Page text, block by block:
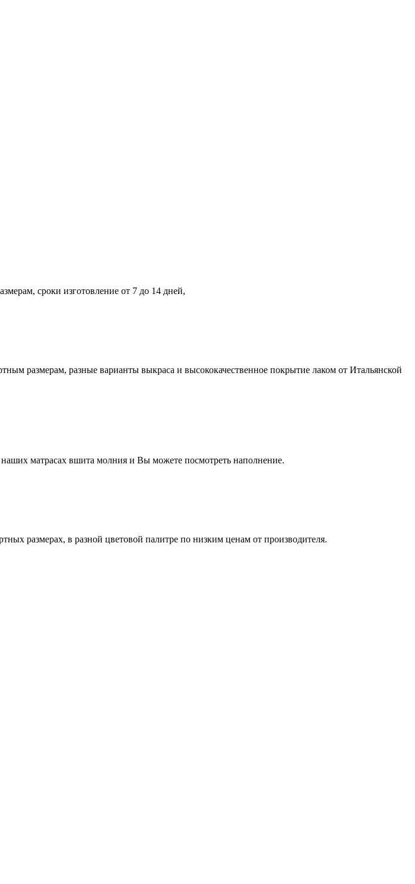
сроки изготовление от 7 до 14 дней,
размерам, разные варианты выкраса и высококачественное покрытие лаком от Итальянской
матрасах вшита молния и Вы можете посмотреть наполнение.
размерах, в разной цветовой палитре по низким ценам от производителя.